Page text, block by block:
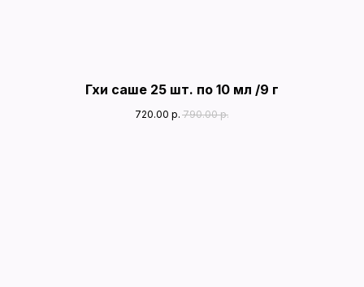
Гхи саше 25 шт. по 10 мл /9 г
720.00 р. 790.00 р.